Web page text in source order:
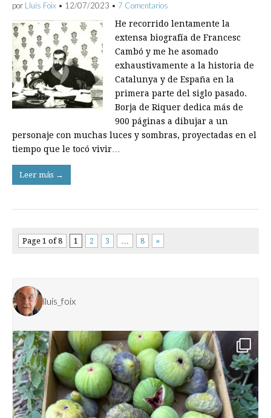
por Lluís Foix • 12/07/2023 • 7 Comentarios
He recorrido lentamente la
extensa biografía de Francesc
Cambó y me he asomado
exhaustivamente a la historia de
Catalunya y de España en la
primera parte del siglo pasado.
Borja de Riquer dedica más de
900 páginas a dibujar a un
personaje con muchas luces y sombras, proyectadas en el
tiempo que le tocó vivir…
Leer más →
Page 1 of 8 1 2 3 8 »
lluis_foix